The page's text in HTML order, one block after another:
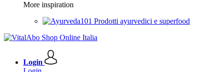
More inspiration
Prodotti ayurvedici e superfood
Login